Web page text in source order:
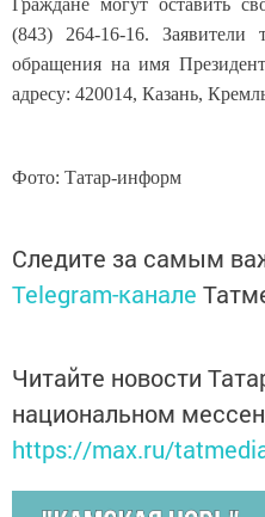
(843) 264-16-16. Заявители
обращения на имя
адресу: 420014, Казань,
Фото: Татар-информ
Следите за самым
Telegram-канале
Читайте новости
национальном
https://max.ru/